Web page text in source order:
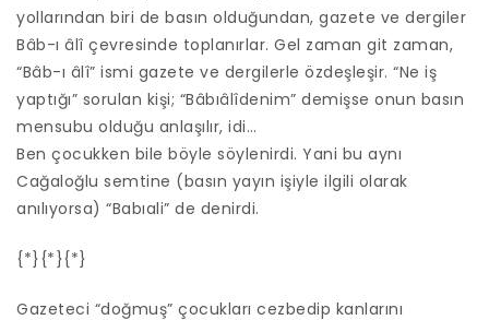
yollarından biri de basın olduğundan, gazete ve dergiler
Bâb-ı âlî çevresinde toplanırlar. Gel zaman git zaman,
“Bâb-ı âlî” ismi gazete ve dergilerle özdeşleşir. “Ne iş
yaptığı” sorulan kişi; “Bâbıâlîdenim” demişse onun basın
mensubu olduğu anlaşılır, idi…
Ben çocukken bile böyle söylenirdi. Yani bu aynı
Cağaloğlu semtine (basın yayın işiyle ilgili olarak
anılıyorsa) “Babıali” de denirdi.
{*}{*}{*}
Gazeteci “doğmuş” çocukları cezbedip kanlarını